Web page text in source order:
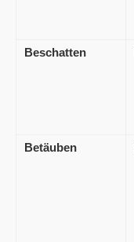
Beschatten
Betäuben